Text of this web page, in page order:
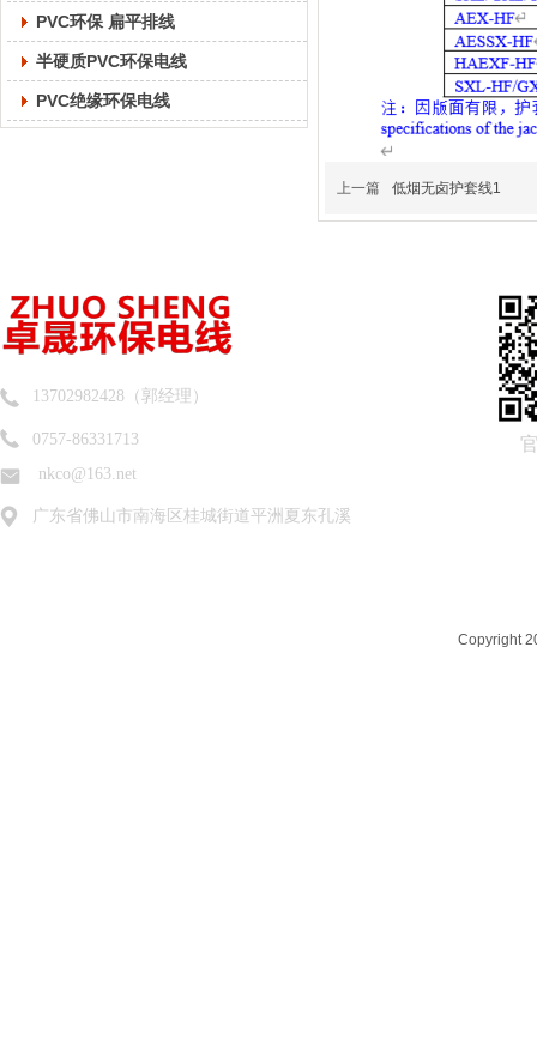
PVC环保 扁平排线
半硬质PVC环保电线
PVC绝缘环保电线
上一篇 低烟无卤护套线1
13702982428（郭经理）
nkco@163.net
广东省佛山市南海区桂城街道平洲夏东孔溪
0757-86331713